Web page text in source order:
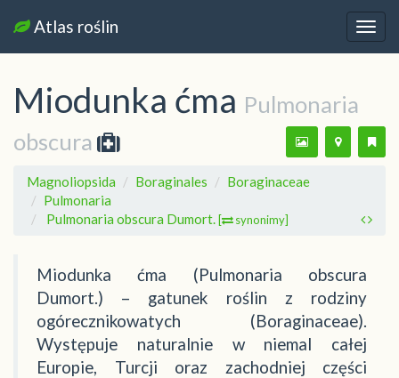
Atlas roślin
Miodunka ćma Pulmonaria
obscura
Magnoliopsida Boraginales
Boraginaceae
Pulmonaria
Pulmonaria obscura Dumort. [ synonimy]
Miodunka ćma (Pulmonaria obscura
Dumort.) – gatunek roślin z rodziny
ogórecznikowatych (Boraginaceae).
Występuje naturalnie w niemal całej
Europie, Turcji oraz zachodniej części